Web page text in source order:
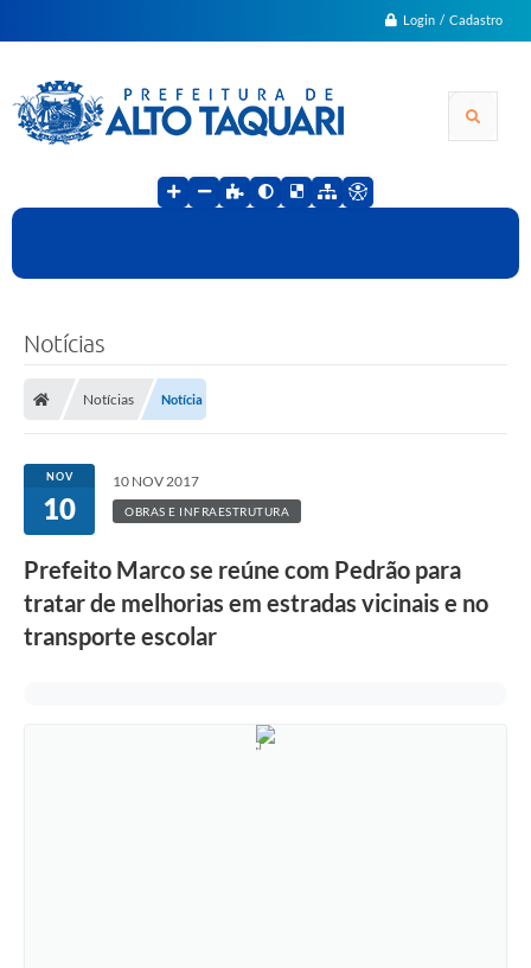
Login / Cadastro
Notícias
Notícias Notícia
NOV
10
10 NOV 2017
OBRAS E INFRAESTRUTURA
Prefeito Marco se reúne com Pedrão para
tratar de melhorias em estradas vicinais e no
transporte escolar